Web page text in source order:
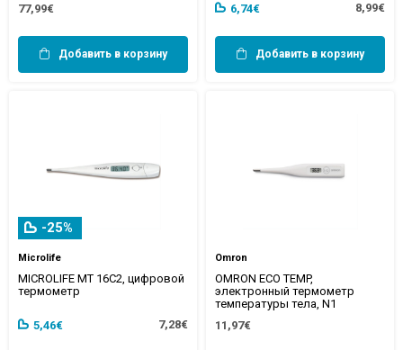
77,99€
Добавить в корзину
6,74€
8,99€
Добавить в корзину
-25%
Microlife
MICROLIFE MT 16C2, цифровой
термометр
5,46€ 7,28€
Omron
OMRON ECO TEMP,
электронный термометр
температуры тела, N1
11,97€